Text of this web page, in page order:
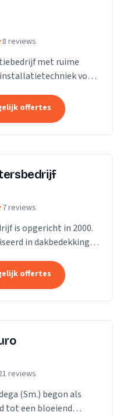
8 reviews
met ruime
voor
voor al ons...
offertes
7 reviews
is opgericht in 2000.
in dakbedekking,
service en niet te...
offertes
reviews
(Sm.) begon als
tot een bloeiend